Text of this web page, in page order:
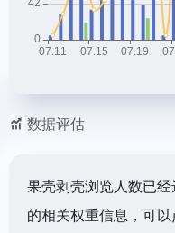
数据评估
果壳剥壳浏览人数已
的相关权重信息，可以